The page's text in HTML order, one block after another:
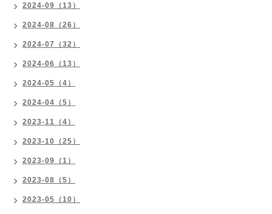
2024-09（13）
2024-08（26）
2024-07（32）
2024-06（13）
2024-05（4）
2024-04（5）
2023-11（4）
2023-10（25）
2023-09（1）
2023-08（5）
2023-05（10）